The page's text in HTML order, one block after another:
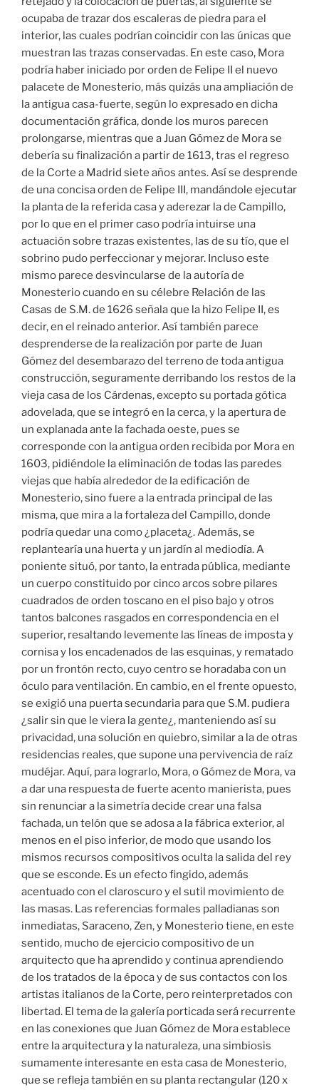
ocupaba de trazar dos escaleras de piedra para el
interior, las cuales podrían coincidir con las únicas que
muestran las trazas conservadas. En este caso, Mora
podría haber iniciado por orden de Felipe II el nuevo
palacete de Monesterio, más quizás una ampliación de
la antigua casa-fuerte, según lo expresado en dicha
documentación gráfica, donde los muros parecen
prolongarse, mientras que a Juan Gómez de Mora se
debería su finalización a partir de 1613, tras el regreso
de la Corte a Madrid siete años antes. Así se desprende
de una concisa orden de Felipe III, mandándole ejecutar
la planta de la referida casa y aderezar la de Campillo,
por lo que en el primer caso podría intuirse una
actuación sobre trazas existentes, las de su tío, que el
sobrino pudo perfeccionar y mejorar. Incluso este
mismo parece desvincularse de la autoría de
Monesterio cuando en su célebre Relación de las
Casas de S.M. de 1626 señala que la hizo Felipe II, es
decir, en el reinado anterior. Así también parece
desprenderse de la realización por parte de Juan
Gómez del desembarazo del terreno de toda antigua
construcción, seguramente derribando los restos de la
vieja casa de los Cárdenas, excepto su portada gótica
adovelada, que se integró en la cerca, y la apertura de
un explanada ante la fachada oeste, pues se
corresponde con la antigua orden recibida por Mora en
1603, pidiéndole la eliminación de todas las paredes
viejas que había alrededor de la edificación de
Monesterio, sino fuere a la entrada principal de las
misma, que mira a la fortaleza del Campillo, donde
podría quedar una como ¿placeta¿. Además, se
replantearía una huerta y un jardín al mediodía. A
poniente situó, por tanto, la entrada pública, mediante
un cuerpo constituido por cinco arcos sobre pilares
cuadrados de orden toscano en el piso bajo y otros
tantos balcones rasgados en correspondencia en el
superior, resaltando levemente las líneas de imposta y
cornisa y los encadenados de las esquinas, y rematado
por un frontón recto, cuyo centro se horadaba con un
óculo para ventilación. En cambio, en el frente opuesto,
se exigió una puerta secundaria para que S.M. pudiera
¿salir sin que le viera la gente¿, manteniendo así su
privacidad, una solución en quiebro, similar a la de otras
residencias reales, que supone una pervivencia de raíz
mudéjar. Aquí, para lograrlo, Mora, o Gómez de Mora, va
a dar una respuesta de fuerte acento manierista, pues
sin renunciar a la simetría decide crear una falsa
fachada, un telón que se adosa a la fábrica exterior, al
menos en el piso inferior, de modo que usando los
mismos recursos compositivos oculta la salida del rey
que se esconde. Es un efecto fingido, además
acentuado con el claroscuro y el sutil movimiento de
las masas. Las referencias formales palladianas son
inmediatas, Saraceno, Zen, y Monesterio tiene, en este
sentido, mucho de ejercicio compositivo de un
arquitecto que ha aprendido y continua aprendiendo
de los tratados de la época y de sus contactos con los
artistas italianos de la Corte, pero reinterpretados con
libertad. El tema de la galería porticada será recurrente
en las conexiones que Juan Gómez de Mora establece
entre la arquitectura y la naturaleza, una simbiosis
sumamente interesante en esta casa de Monesterio,
que se refleja también en su planta rectangular (120 x